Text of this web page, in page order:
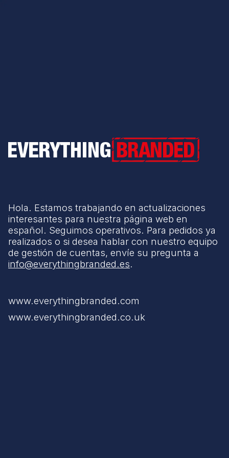
Everything Branded
Hola. Estamos trabajando en actualizaciones
interesantes para nuestra página web en
español. Seguimos operativos. Para pedidos ya
realizados o si desea hablar con nuestro equipo
de gestión de cuentas, envíe su pregunta a
info@everythingbranded.es.
www.everythingbranded.com
www.everythingbranded.co.uk